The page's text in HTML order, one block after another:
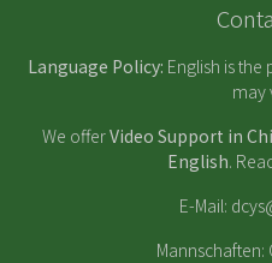
Language Policy: English is
may
We offerVideo Support in
English.
E-Mail: